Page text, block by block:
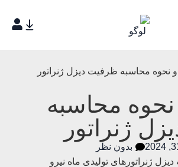
نحوه محاسبه ظرفیت دیزل ژنراتور
محاسبه
ژنراتور
بدون نظر